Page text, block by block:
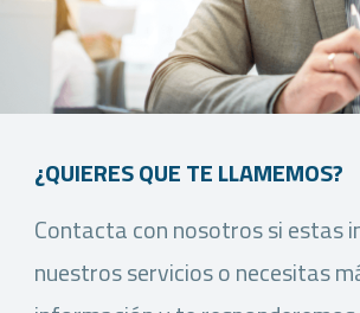
¿QUIERES QUE TE LLAMEMOS?
Contacta con nosotros si estas
nuestros servicios o necesitas